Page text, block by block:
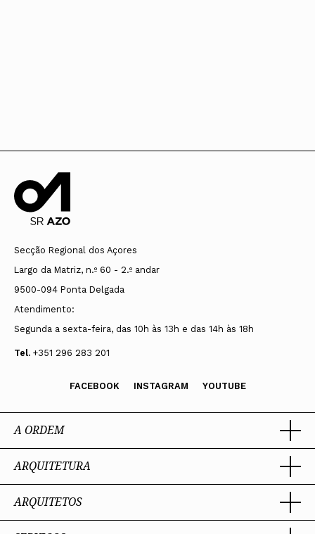
Secção Regional dos Açores
Largo da Matriz, n.º 60 - 2.º andar
9500-094 Ponta Delgada
Atendimento:
Segunda a sexta-feira, das 10h às 13h e das 14h às 18h
Tel. +351 296 283 201
FACEBOOK INSTAGRAM YOUTUBE
A ORDEM
Ordem dos Arquitectos
Sobre a OA
Legado
ARQUITETURA
Trabalhar com Arquiteto
Porquê um Arquiteto
ARQUITETOS